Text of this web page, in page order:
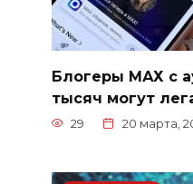
Блогеры МАХ с
тысяч могут
29 20 марта,